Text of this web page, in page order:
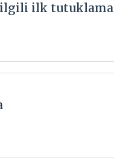
ilgili ilk tutuklama